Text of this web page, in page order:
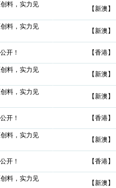
料，实力见
【新澳】
料，实力见
【新澳】
开！ 【香港】
料，实力见
【新澳】
料，实力见
【新澳】
开！ 【香港】
料，实力见
【新澳】
开！ 【香港】
料，实力见
【新澳】